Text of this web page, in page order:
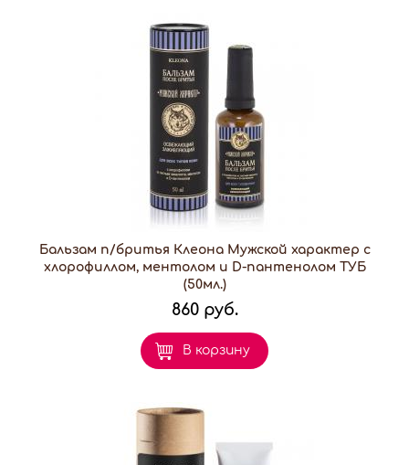
Бальзам п/бритья Клеона Мужской характер с
хлорофиллом, ментолом и D-пантенолом ТУБ
(50мл.)
860 руб.
В корзину